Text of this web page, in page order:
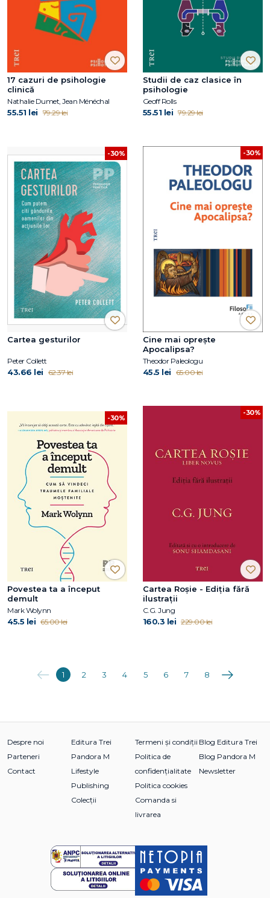
17 cazuri de psihologie
clinică
Nathalie Dumet, Jean Ménéchal
55.51 lei 79.29 lei
Studii de caz clasice în
psihologie
Geoff Rolls
55.51 lei 79.29 lei
-30%
Cartea gesturilor
Peter Collett
43.66 lei 62.37 lei
-30%
Cine mai oprește
Apocalipsa?
Theodor Paleologu
45.5 lei 65.00 lei
-30%
Povestea ta a început
demult
Mark Wolynn
45.5 lei 65.00 lei
-30%
Cartea Roșie - Ediția fără
ilustrații
C.G. Jung
160.3 lei 229.00 lei
Anterioara
1 2 3 4 5 6 7 8 Următoarea
Despre noi
Parteneri
Contact
Editura Trei
Pandora M
Lifestyle
Publishing
Colecții
Termeni și condiții
Politica de
confidențialitate
Politica cookies
Comanda si
livrarea
Blog Editura Trei
Blog Pandora M
Newsletter